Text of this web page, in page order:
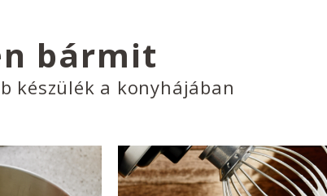
bármit
készülék a konyhájában